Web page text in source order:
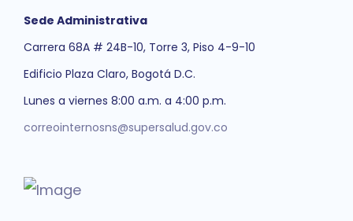
Sede Administrativa
Carrera 68A # 24B-10, Torre 3, Piso 4-9-10
Edificio Plaza Claro, Bogotá D.C.
Lunes a viernes 8:00 a.m. a 4:00 p.m.
correointernosns@supersalud.gov.co